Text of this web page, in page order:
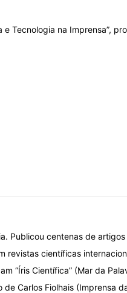
Tecnologia na Imprensa”,
Publicou centenas de
revistas científicas
“Íris Científica” (Mar da
de Carlos Fiolhais (Imprensa